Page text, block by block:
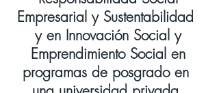
Empresarial y Sustentabilidad
y en Innovación Social y
Emprendimiento Social en
programas de posgrado en